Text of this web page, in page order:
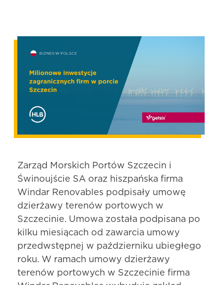
Zarząd Morskich Portów Szczecin i
Świnoujście SA oraz hiszpańska firma
Windar Renovables podpisały umowę
dzierżawy terenów portowych w
Szczecinie. Umowa została podpisana po
kilku miesiącach od zawarcia umowy
przedwstępnej w październiku ubiegłego
roku. W ramach umowy dzierżawy
terenów portowych w Szczecinie firma